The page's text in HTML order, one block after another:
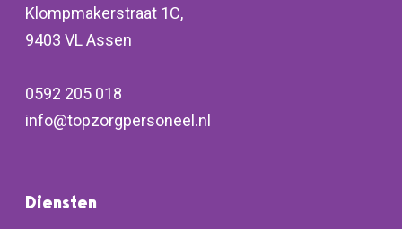
Klompmakerstraat 1C,
9403 VL Assen
0592 205 018
info@topzorgpersoneel.nl
Diensten